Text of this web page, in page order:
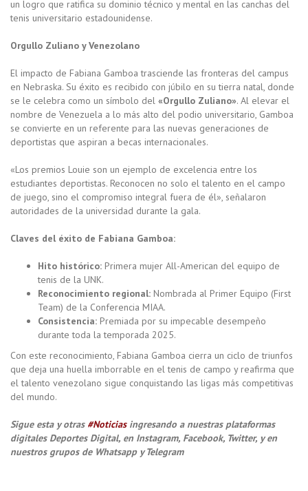
un logro que ratifica su dominio técnico y mental en las canchas del
tenis universitario estadounidense.
Orgullo Zuliano y Venezolano
El impacto de Fabiana Gamboa trasciende las fronteras del campus
en Nebraska. Su éxito es recibido con júbilo en su tierra natal, donde
se le celebra como un símbolo del «Orgullo Zuliano». Al elevar el
nombre de Venezuela a lo más alto del podio universitario, Gamboa
se convierte en un referente para las nuevas generaciones de
deportistas que aspiran a becas internacionales.
«Los premios Louie son un ejemplo de excelencia entre los
estudiantes deportistas. Reconocen no solo el talento en el campo
de juego, sino el compromiso integral fuera de él», señalaron
autoridades de la universidad durante la gala.
Claves del éxito de Fabiana Gamboa:
Hito histórico: Primera mujer All-American del equipo de
tenis de la UNK.
Reconocimiento regional: Nombrada al Primer Equipo (First
Team) de la Conferencia MIAA.
Consistencia: Premiada por su impecable desempeño
durante toda la temporada 2025.
Con este reconocimiento, Fabiana Gamboa cierra un ciclo de triunfos
que deja una huella imborrable en el tenis de campo y reafirma que
el talento venezolano sigue conquistando las ligas más competitivas
del mundo.
Sigue esta y otras #Noticiasingresando a nuestras plataformas
digitales Deportes Digital, en Instagram, Facebook, Twitter, y en
nuestros grupos de Whatsapp y Telegram